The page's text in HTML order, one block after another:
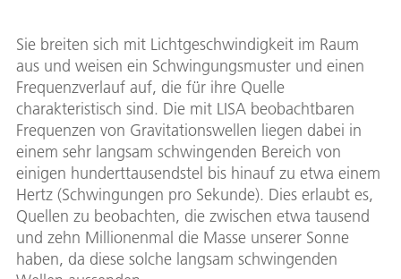
Sie breiten sich mit Lichtgeschwindigkeit im Raum
aus und weisen ein Schwingungsmuster und einen
Frequenzverlauf auf, die für ihre Quelle
charakteristisch sind. Die mit LISA beobachtbaren
Frequenzen von Gravitationswellen liegen dabei in
einem sehr langsam schwingenden Bereich von
einigen hunderttausendstel bis hinauf zu etwa einem
Hertz (Schwingungen pro Sekunde). Dies erlaubt es,
Quellen zu beobachten, die zwischen etwa tausend
und zehn Millionenmal die Masse unserer Sonne
haben, da diese solche langsam schwingenden